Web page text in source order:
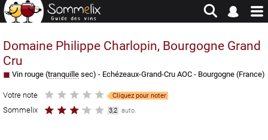
Domaine Philippe Charlopin, Bourgogne Grand
Cru
Vin rouge (tranquille sec) - Echézeaux-Grand-Cru AOC - Bourgogne (France)
Votre note Cliquez pour noter
Sommelix 3,2 auto.
Site en jachère - Pour historique et consultation uniquement